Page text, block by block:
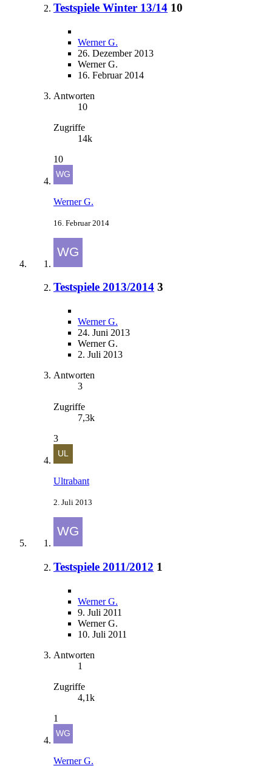
Testspiele Winter 13/14 10
Werner G.
26. Dezember 2013
Werner G.
16. Februar 2014
Antworten
10
Zugriffe
14k
10
Werner G.
16. Februar 2014
Testspiele 2013/2014 3
Werner G.
24. Juni 2013
Werner G.
2. Juli 2013
Antworten
3
Zugriffe
7,3k
3
Ultrabant
2. Juli 2013
Testspiele 2011/2012 1
Werner G.
9. Juli 2011
Werner G.
10. Juli 2011
Antworten
1
Zugriffe
4,1k
1
Werner G.